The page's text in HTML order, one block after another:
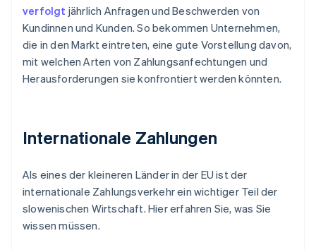
verfolgt jährlich Anfragen und Beschwerden von
Kundinnen und Kunden. So bekommen Unternehmen,
die in den Markt eintreten, eine gute Vorstellung davon,
mit welchen Arten von Zahlungsanfechtungen und
Herausforderungen sie konfrontiert werden könnten.
Internationale Zahlungen
Als eines der kleineren Länder in der EU ist der
internationale Zahlungsverkehr ein wichtiger Teil der
slowenischen Wirtschaft. Hier erfahren Sie, was Sie
wissen müssen.